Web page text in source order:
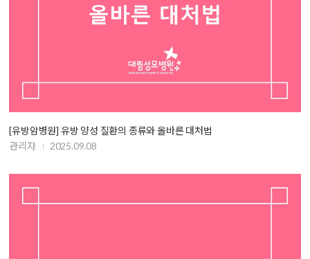
[유방암병원] 유방 양성 질환의 종류와 올바른 대처법
관리자
2025.09.08